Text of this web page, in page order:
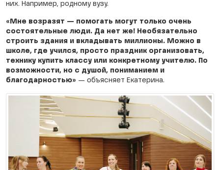
них. Например, родному вузу.
«Мне возразят — помогать могут только очень
состоятельные люди. Да нет же! Необязательно
строить здания и вкладывать миллионы. Можно в
школе, где учился, просто праздник организовать,
технику купить классу или конкретному учителю. По
возможности, но с душой, пониманием и
благодарностью» — объясняет Екатерина.